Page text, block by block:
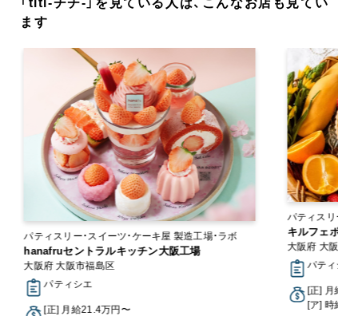
ます
パティスリー・スイーツ・ケーキ屋 製造工場・ラボ
hanafruセントラルキッチン大阪工場
大阪府 大阪市福島区
パティシエ
[正] 月給21.4万円〜
パティスリー・
キルフェボン
大阪府 大阪市
パティシエ
[正] 月給
[ア] 時給